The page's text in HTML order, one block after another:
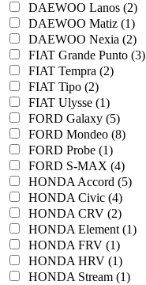
DAEWOO Lanos (2)
DAEWOO Matiz (1)
DAEWOO Nexia (2)
FIAT Grande Punto (3)
FIAT Tempra (2)
FIAT Tipo (2)
FIAT Ulysse (1)
FORD Galaxy (5)
FORD Mondeo (8)
FORD Probe (1)
FORD S-MAX (4)
HONDA Accord (5)
HONDA Civic (4)
HONDA CRV (2)
HONDA Element (1)
HONDA FRV (1)
HONDA HRV (1)
HONDA Stream (1)